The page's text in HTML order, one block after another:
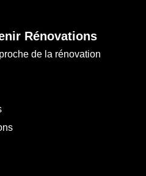
Rénovations
de la rénovation